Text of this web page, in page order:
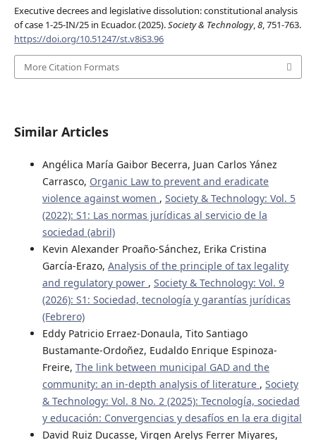
Executive decrees and legislative dissolution: constitutional analysis
of case 1-25-IN/25 in Ecuador. (2025).Society & Technology,8, 751-763.
https://doi.org/10.51247/st.v8iS3.96
More Citation Formats
Similar Articles
Angélica María Gaibor Becerra, Juan Carlos Yánez
Carrasco, Organic Law to prevent and eradicate
violence against women , Society & Technology: Vol. 5
(2022): S1: Las normas jurídicas al servicio de la
sociedad (abril)
Kevin Alexander Proaño-Sánchez, Erika Cristina
García-Erazo, Analysis of the principle of tax legality
and regulatory power , Society & Technology: Vol. 9
(2026): S1: Sociedad, tecnología y garantías jurídicas
(Febrero)
Eddy Patricio Erraez-Donaula, Tito Santiago
Bustamante-Ordoñez, Eudaldo Enrique Espinoza-
Freire, The link between municipal GAD and the
community: an in-depth analysis of literature , Society
& Technology: Vol. 8 No. 2 (2025): Tecnología, sociedad
y educación: Convergencias y desafíos en la era digital
David Ruiz Ducasse, Virgen Arelys Ferrer Miyares,